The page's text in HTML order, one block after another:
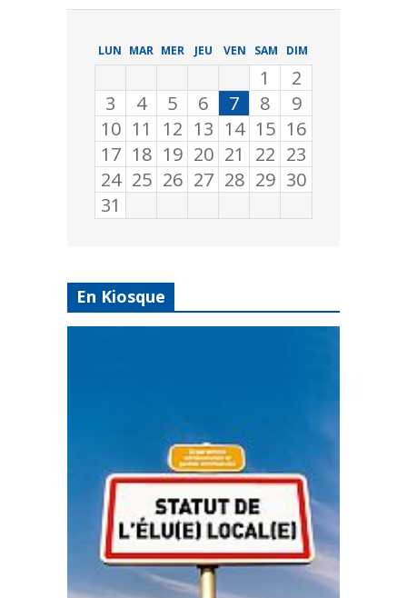
LUN MAR MER JEU VEN SAM DIM
1
2
3
4 5 6 7 8
9
10 11 12 13 14 15 16
17 18 19 20 21 22 23
24 25 26 27 28 29 30
31
En Kiosque